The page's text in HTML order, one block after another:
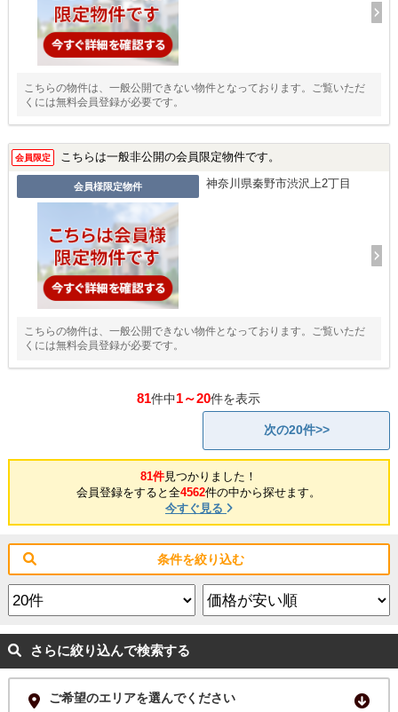
こちらの物件は、一般公開できない物件となっております。ご覧いただ
くには無料会員登録が必要です。
会員限定 こちらは一般非公開の会員限定物件です。
会員様限定物件 神奈川県秦野市渋沢上2丁目
こちらの物件は、一般公開できない物件となっております。ご覧いただ
くには無料会員登録が必要です。
81件中1～20件を表示
次の20件>>
81件見つかりました！
会員登録をすると全4562件の中から探せます。
今すぐ見る
条件を絞り込む
さらに絞り込んで検索する
ご希望のエリアを選んでください